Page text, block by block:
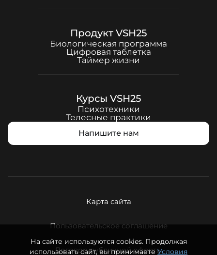
Продукт VSH25
Биологическая программа
Цифровая таблетка
Таймер жизни
Курсы VSH25
Психотехники
Телесные практики
Напишите нам
Карта сайта
Пользовательское соглашение
Договор публичной оферты
На сайте используются cookies. Продолжая
использовать сайт, вы принимаетеУсловия